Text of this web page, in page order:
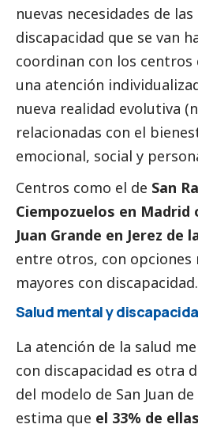
nuevas necesidades de
discapacidad que se van
coordinan con los
una atención
nueva realidad evolutiva
relacionadas con el
emocional, social y
Centros como el de San
Ciempozuelos en Madrid
Juan Grande en Jerez de
entre otros, con opciones
mayores con discapacidad.
Salud mental y
La atención de la salud
con discapacidad es otra
del modelo de San Juan
estima que el 33% de